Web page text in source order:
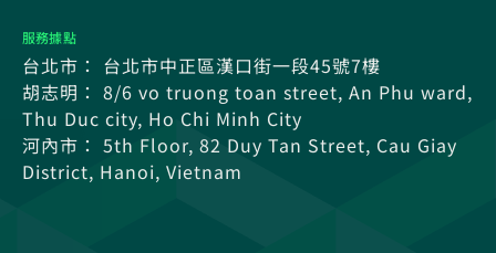
服務據點
台北市： 台北市中正區漢口街一段45號7樓
胡志明： 8/6 vo truong toan street, An Phu ward,
Thu Duc city, Ho Chi Minh City
河內市： 5th Floor, 82 Duy Tan Street, Cau Giay
District, Hanoi, Vietnam